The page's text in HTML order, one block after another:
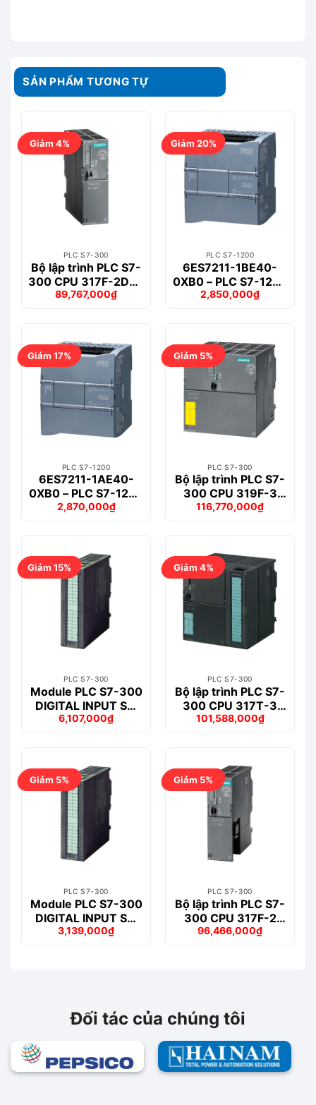
SẢN PHẨM TƯƠNG TỰ
Giảm 4%
PLC S7-300
Bộ lập trình PLC S7-
300 CPU 317F-2DP –
6ES7317-6FF04-
Giá
89,767,000₫
Giá
Giảm 20%
PLC S7-1200
6ES7211-1BE40-
0XB0 – PLC S7-1200
CPU 1211C
Giá
2,850,000₫
Giá
Giảm 17%
PLC S7-1200
6ES7211-1AE40-
0XB0 – PLC S7-1200
CPU 1211C
Giá
2,870,000₫
Giá
2,870,000₫.
Giảm 5%
PLC S7-300
Bộ lập trình PLC S7-
300 CPU 319F-3
PN/DP – 6ES7318-
Giá
116,770,000₫
Giá
Giảm 15%
PLC S7-300
Module PLC S7-300
DIGITAL INPUT SM
321 – 6ES7321-
Giá
6,107,000₫
Giá
6,107,000₫.
Giảm 4%
PLC S7-300
Bộ lập trình PLC S7-
300 CPU 317T-3
PN/DP – 6ES7317- Giá
101,588,000₫
Giá
101,588,000₫.
Giảm 5%
PLC S7-300
Module PLC S7-300
DIGITAL INPUT SM
321 – 6ES7321-
Giá
3,139,000₫
Giá
Giảm 5%
PLC S7-300
Bộ lập trình PLC S7-
300 CPU 317F-2
PN/DP – 6ES7317-
Giá
96,466,000₫
Giá
Đối tác của chúng tôi